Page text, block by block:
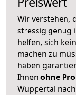
Wir verstehen,
stressig genug
helfen, sich
machen zu
haben
Ihnen ohne
Wuppertal